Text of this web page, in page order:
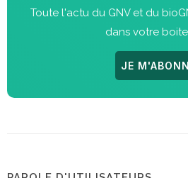
Toute l'actu du GNV et du
dans votre
JE